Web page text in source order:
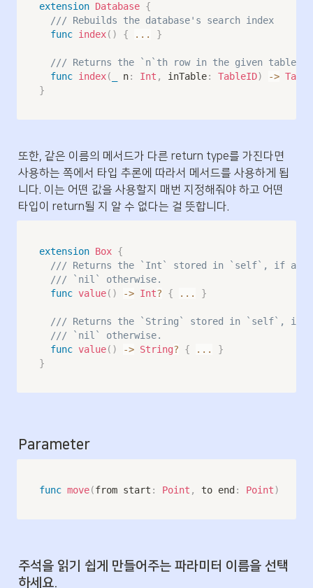
extension Database {
/// Rebuilds the database's search index
func index( ) { ... }
/// Returns the `n`th row in the given table.
func index( n: Int , inTable: TableID) ->
}
또한, 같은 이름의 메서드가 다른 return type를 가진다면
사용하는 쪽에서 타입 추론에 따라서 메서드를 사용하게 됩
니다. 이는 어떤 값을 사용할지 매번 지정해줘야 하고 어떤
타입이 return될 지 알 수 없다는 걸 뜻합니다.
extension Box {
/// Returns the `Int` stored in `self`, if any,
/// `nil` otherwise.
func value( ) -> Int? { ... }
/// Returns the `String` stored in `self`, if
/// `nil` otherwise.
func value( ) -> String? { ...
}
}
Parameter
func move(from start : Point , to end : Point)
주석을 읽기 쉽게 만들어주는 파라미터 이름을 선택
하세요.